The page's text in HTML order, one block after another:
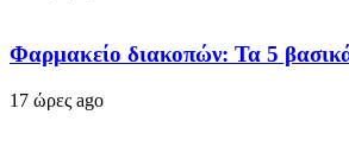
Φαρμακείο διακοπών: Τα 5 βασικά
17 ώρες ago